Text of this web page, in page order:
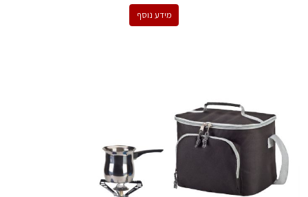
מידע נוסף